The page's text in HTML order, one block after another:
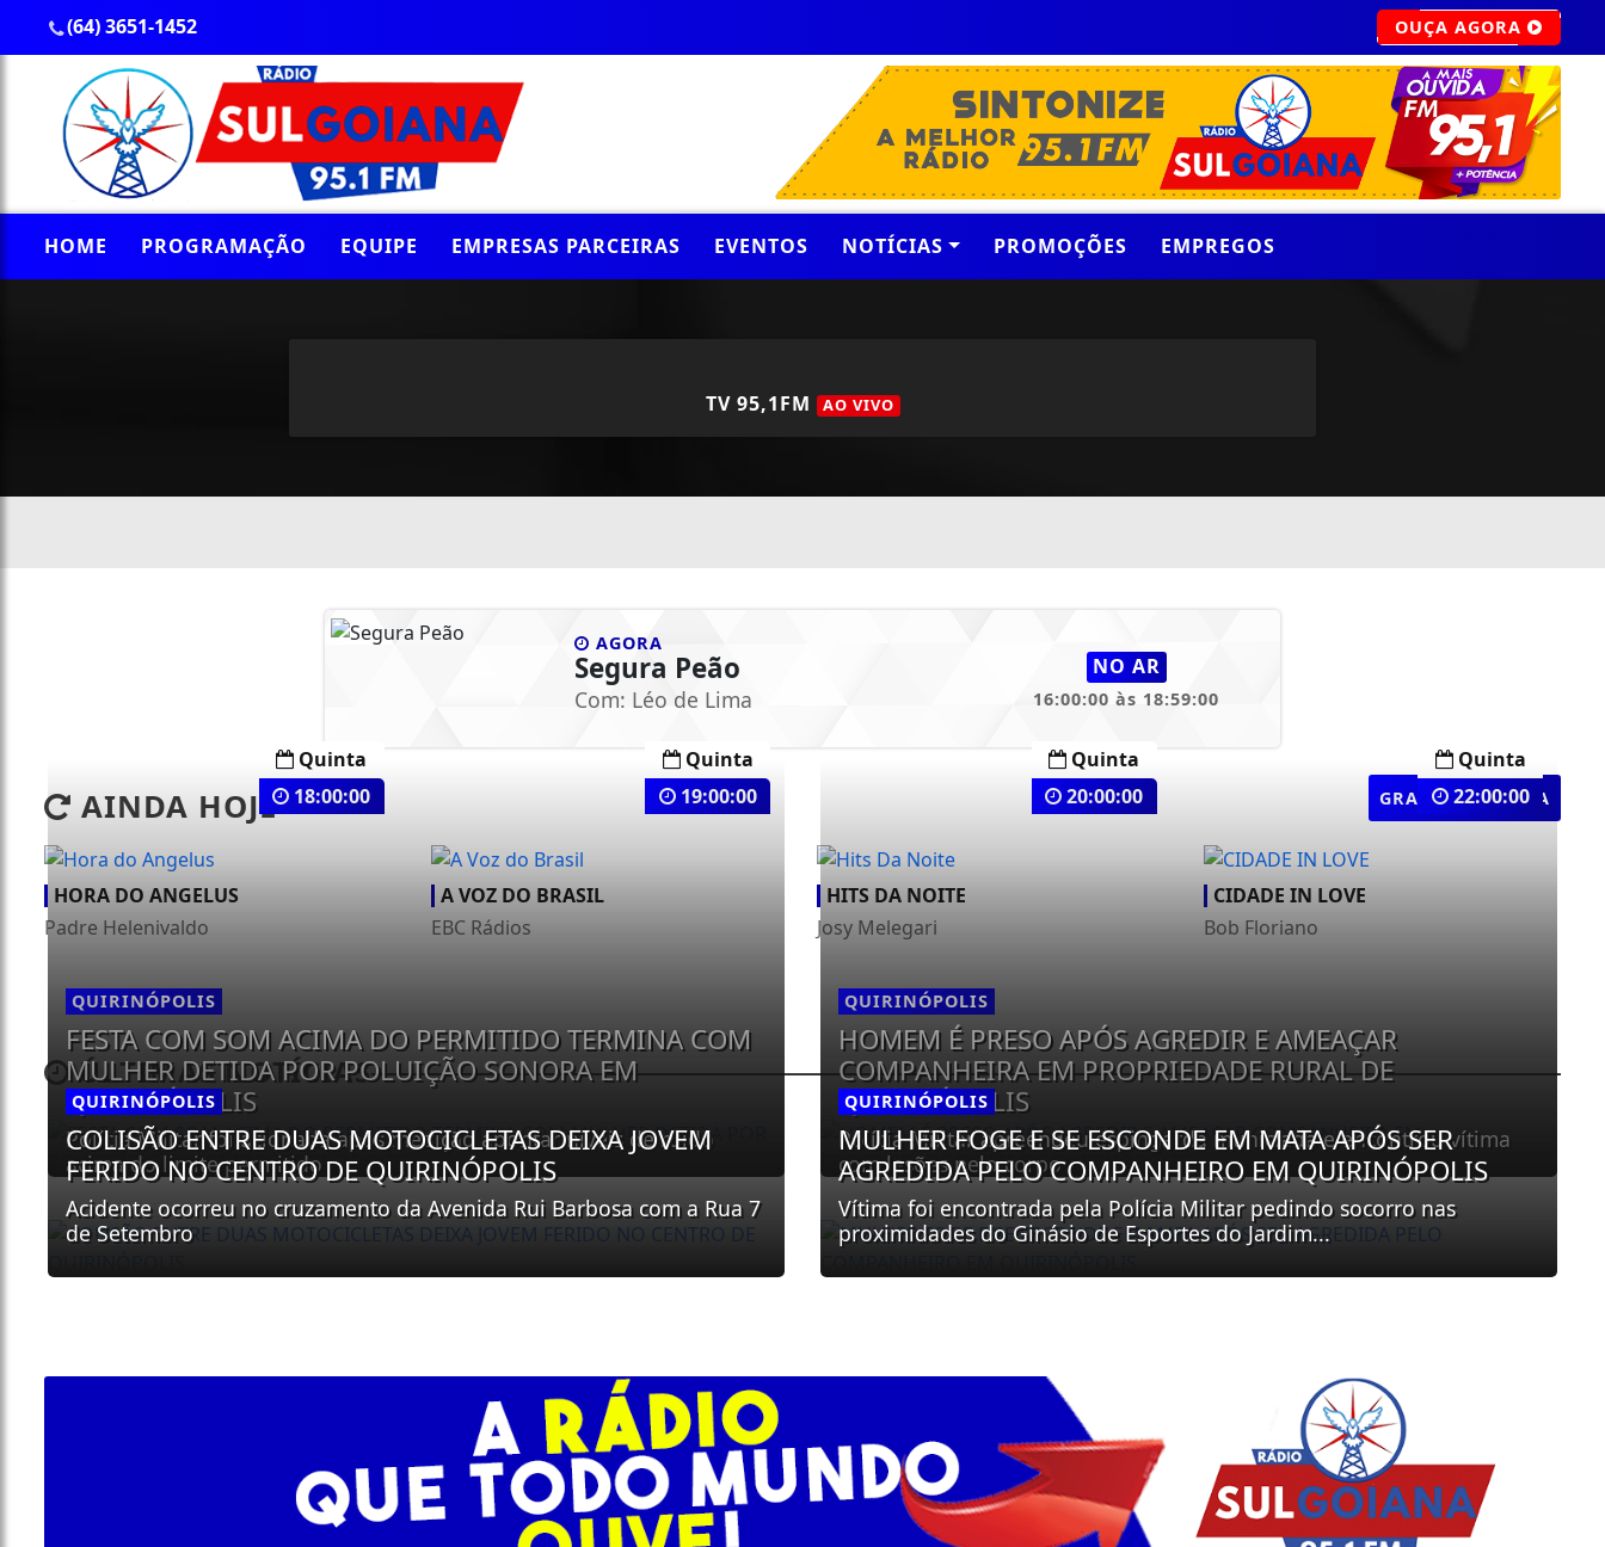
(64) 3651-1452 OUÇA AGORA
HOME PROGRAMAÇÃO EQUIPE EMPRESAS PARCEIRAS EVENTOS NOTÍCIAS PROMOÇÕES EMPREGOS
TV 95,1FM AO VIVO
AGORA
Segura Peão
Com: Léo de Lima
NO AR
16:00:00 às 18:59:00
AINDA HOJE GRADE COMPLETA
Quinta
18:00:00
HORA DO ANGELUS
Padre Helenivaldo
Quinta
19:00:00
A VOZ DO BRASIL
EBC Rádios
Quinta
20:00:00
HITS DA NOITE
Josy Melegari
Quinta
22:00:00
CIDADE IN LOVE
Bob Floriano
ÚLTIMAS NOTÍCIAS
QUIRINÓPOLIS
FESTA COM SOM ACIMA DO PERMITIDO TERMINA COM
MULHER DETIDA POR POLUIÇÃO SONORA EM
QUIRINÓPOLIS
Polícia Militar foi acionada após medição apontar níveis de ruído
acima do limite permitido
QUIRINÓPOLIS
HOMEM É PRESO APÓS AGREDIR E AMEAÇAR
COMPANHEIRA EM PROPRIEDADE RURAL DE
QUIRINÓPOLIS
Polícia Militar apreendeu espingarda municiada e encontrou vítima
com lesões pelo corpo
QUIRINÓPOLIS
COLISÃO ENTRE DUAS MOTOCICLETAS DEIXA JOVEM
FERIDO NO CENTRO DE QUIRINÓPOLIS
Acidente ocorreu no cruzamento da Avenida Rui Barbosa com a Rua 7
de Setembro
QUIRINÓPOLIS
MULHER FOGE E SE ESCONDE EM MATA APÓS SER
AGREDIDA PELO COMPANHEIRO EM QUIRINÓPOLIS
Vítima foi encontrada pela Polícia Militar pedindo socorro nas
proximidades do Ginásio de Esportes do Jardim...